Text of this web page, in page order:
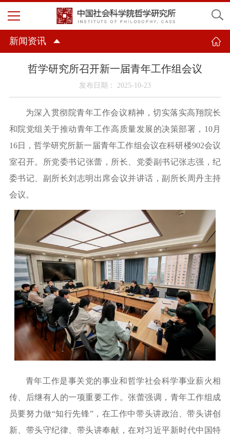
新闻资讯
哲学研究所召开新一届青年工作组会议
发布日期： 2025-10-23
为深入贯彻院青年工作会议精神，切实落实高翔院长
和院党组关于推动青年工作高质量发展的决策部署， 10月
16日，哲学研究所新一届青年工作组会议在科研楼902会议
室召开。 所党委书记张蕾，所长 、党委副书记张志强，纪
委书记、副所长刘志明出席会议并讲话 ，副所长周丹主持
会议。
青年工作是事关党的事业和哲学社会科学事业薪火相
传、后继有人的一项重要工作。张蕾强调， 青年工作组成
员要努力做“知行先锋”，在工作中带头讲政治、带头讲创
新、带头守纪律、带头讲奉献，在对习近平新时代中国特